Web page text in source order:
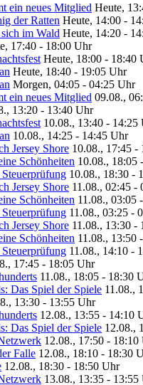
ein neues Mitglied Heute,
der Ratten Heute, 14:00 -
im Wald Heute, 14:20 -
17:40 - 18:00 Uhr
Heute, 18:00 - 18:40
Heute, 18:40 - 19:05 Uhr
Morgen, 04:05 - 04:25 Uhr
ein neues Mitglied 09.08.,
13:20 - 13:40 Uhr
10.08., 13:40 - 14:25
10.08., 14:25 - 14:45 Uhr
Jersey Shore 10.08., 17:45 -
Schönheiten 10.08., 18:05
10.08., 18:30 -
Jersey Shore 11.08., 02:45 -
Schönheiten 11.08., 03:05
11.08., 03:25 -
Jersey Shore 11.08., 13:30 -
Schönheiten 11.08., 13:50
11.08., 14:10 -
17:45 - 18:05 Uhr
11.08., 18:05 - 18:30
Das Spiel der Spiele 11.08.,
13:30 - 13:55 Uhr
12.08., 13:55 - 14:10
Das Spiel der Spiele 12.08.,
12.08., 17:50 - 18:10
Falle 12.08., 18:10 - 18:30
12.08., 18:30 - 18:50 Uhr
13.08., 13:35 - 13:55